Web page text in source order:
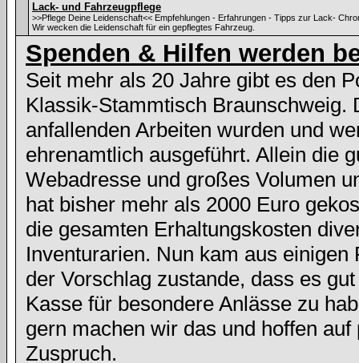
Lack- und Fahrzeugpflege
>>Pflege Deine Leidenschaft<< Empfehlungen - Erfahrungen - Tipps zur Lack-
Wir wecken die Leidenschaft für ein gepflegtes Fahrzeug.
Spenden & Hilfen werden
Seit mehr als 20 Jahre gibt es den
Klassik-Stammtisch Braunschweig.
anfallenden Arbeiten wurden und
ehrenamtlich ausgeführt. Allein die
Webadresse und großes Volumen
hat bisher mehr als 2000 Euro
die gesamten Erhaltungskosten
Inventurarien. Nun kam aus einigen
der Vorschlag zustande, dass es
Kasse für besondere Anlässe zu
gern machen wir das und hoffen auf
Zuspruch.